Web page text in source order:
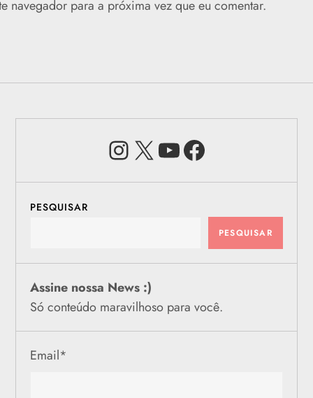
navegador para a próxima vez que eu comentar.
Instagram
X Youtube
PESQUISAR
PESQUISAR
Assine nossa News :)
Só conteúdo maravilhoso para você.
Email*